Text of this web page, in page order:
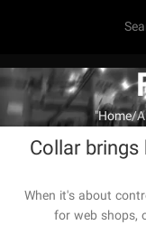
Home
Collar
When it's about
for web shops,